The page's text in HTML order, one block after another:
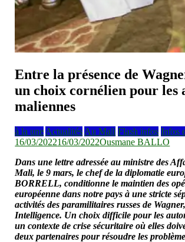
Entre la présence de
un choix cornélien pour les
maliennes
à la une Actualités Au Mali Flash infos Infos
16/03/202216/03/2022Ousmane BALLO
Dans une lettre adressée au ministre des
Mali, le 9 mars, le chef de la diplomatie
BORRELL, conditionne le maintien des
européenne dans notre pays à une stricte
activités des paramilitaires russes de
Intelligence. Un choix difficile pour les
un contexte de crise sécuritaire où elles
deux partenaires pour résoudre les